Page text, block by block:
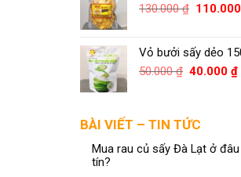
130.000₫
Vỏ bưởi sấy dẻo
50.000₫ 40.000₫
BÀI VIẾT – TIN TỨC
Mua rau củ sấy Đà Lạt ở
tín?